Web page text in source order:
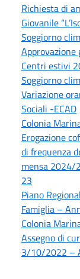
Richiesta di
Giovanile
Soggiorno
Centri estivi
Soggiorno
Variazione
Sociali -ECAD
Colonia
Erogazione
di frequenza
mensa 2024/
23
Piano
Famiglia –
Colonia
Assegno di
3/10/2022 –